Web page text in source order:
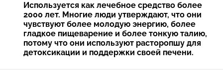
Используется как лечебное средство более
2000 лет. Многие люди утверждают, что они
чувствуют более молодую энергию, более
гладкое пищеварение и более тонкую талию,
потому что они используют расторопшу для
детоксикации и поддержки своей печени.